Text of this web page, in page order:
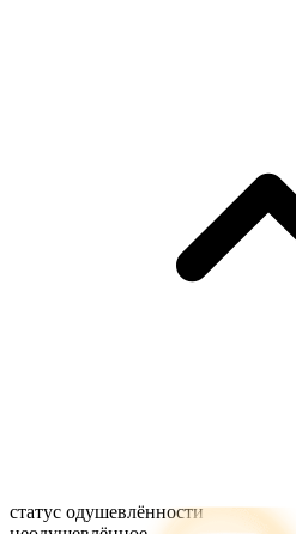
статус одушевлённости